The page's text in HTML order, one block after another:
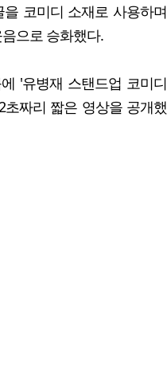
코미디 소재로 사용하며
으로 승화했다.
'유병재 스탠드업 코미디
짜리 짧은 영상을 공개했